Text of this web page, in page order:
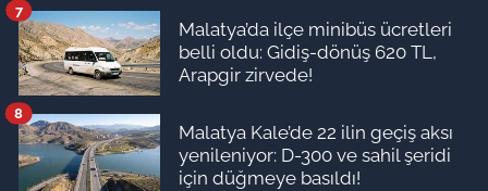
Malatya’da ilçe minibüs ücretleri
belli oldu: Gidiş-dönüş 620 TL,
Arapgir zirvede!
7
Malatya Kale’de 22 ilin geçiş aksı
yenileniyor: D-300 ve sahil şeridi
için düğmeye basıldı!
8